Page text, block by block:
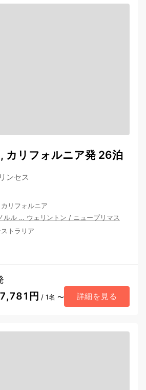
カリフォルニア発 26泊
ンセス
リフォルニア
ルル … ウェリントン / ニュープリマス
トラリア
円 / 1名 〜 詳細を見る